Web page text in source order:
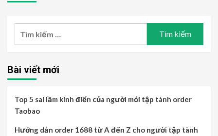
Bài viết mới
Top 5 sai lầm kinh điển của người mới tập tành order
Taobao
Hướng dẫn order 1688 từ A đến Z cho người tập tành